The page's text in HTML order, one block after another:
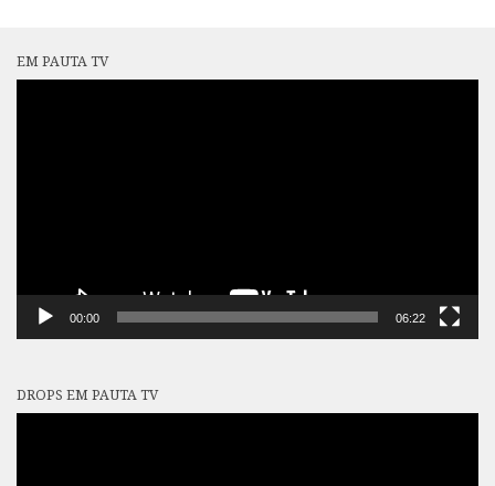
EM PAUTA TV
00:00 06:22
DROPS EM PAUTA TV